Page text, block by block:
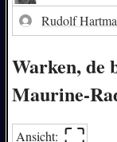
Rudolf
Warken,
Maurine-
Ansicht: